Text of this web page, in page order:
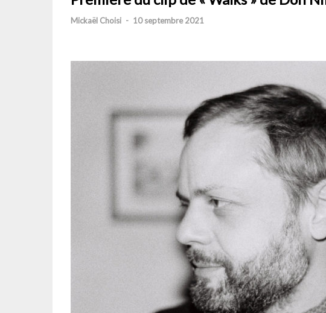
Mickaël Choisi - 10 septembre 2021